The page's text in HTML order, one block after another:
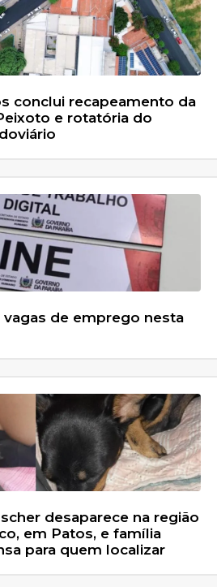
conclui recapeamento da
e rotatória do
vagas de emprego nesta
desaparece na região
em Patos, e família
para quem localizar